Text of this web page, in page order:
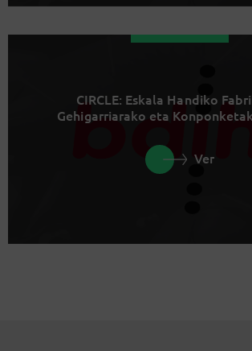
CIRCLE: Eskala Handiko
Gehigarriarako eta
Ver